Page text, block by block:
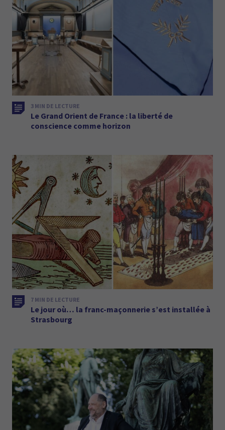
3 MIN DE LECTURE
Le Grand Orient de France : la liberté de
conscience comme horizon
7 MIN DE LECTURE
Le jour où… la franc-maçonnerie s’est installée à
Strasbourg